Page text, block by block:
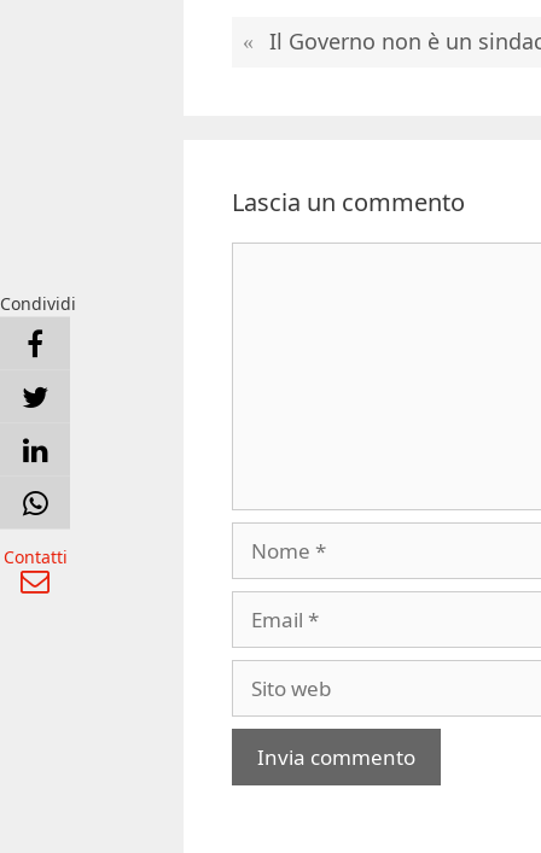
Il Governo non è un
Lascia un commento
web
Condividi
Contatti